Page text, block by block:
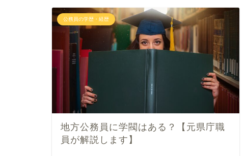
公務員の学歴・経歴
地方公務員に学閥はある？【元県庁職
員が解説します】